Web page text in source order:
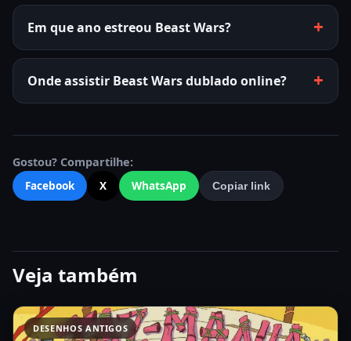
Em que ano estreou Beast Wars?
Onde assistir Beast Wars dublado online?
Gostou? Compartilhe:
Facebook
X WhatsApp Copiar link
Veja também
DESENHOS ANTIGOS